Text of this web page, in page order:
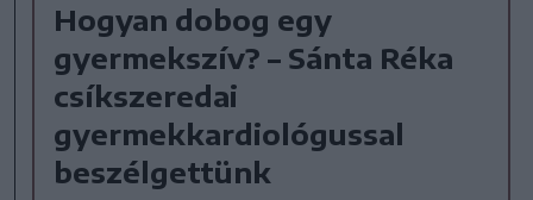
Hogyan dobog egy
gyermekszív? – Sánta Réka
csíkszeredai
gyermekkardiológussal
beszélgettünk